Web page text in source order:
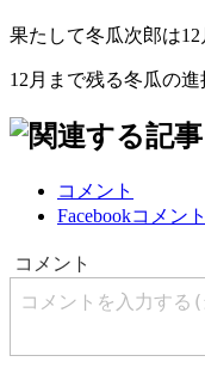
果たして冬瓜次郎は
12月まで残る冬瓜の
コメント
Facebookコメント